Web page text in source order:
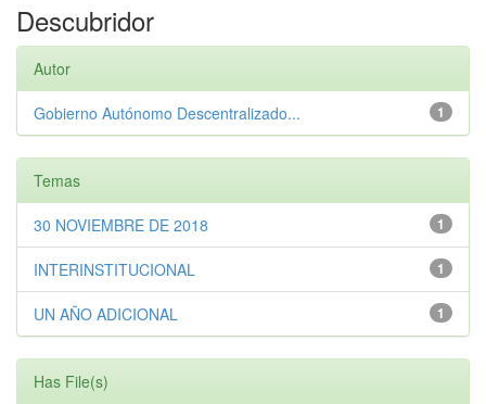
Descubridor
Autor
1
Gobierno Autónomo Descentralizado...
Temas
1
30 NOVIEMBRE DE 2018
1
INTERINSTITUCIONAL
1
UN AÑO ADICIONAL
Has File(s)